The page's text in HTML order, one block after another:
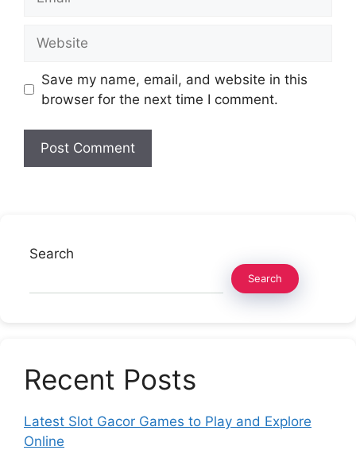
Save my name, email, and website in this
browser for the next time I comment.
Search
Search
Recent Posts
Latest Slot Gacor Games to Play and Explore
Online